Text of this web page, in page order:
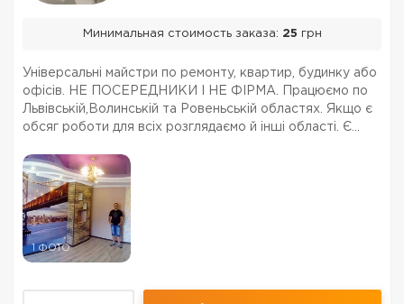
Минимальная стоимость заказа: 25 грн
Універсальні майстри по ремонту, квартир, будинку або
офісів. НЕ ПОСЕРЕДНИКИ І НЕ ФІРМА. Працюємо по
Львівській,Волинській та Ровеньській областях. Якщо є
обсяг роботи для всіх розглядаємо й інші області. Є
для ремонту. Виконуємо весь комплекс ро...
1 ФОТО